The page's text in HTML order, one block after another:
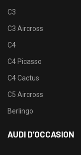
C3
C3 Aircross
C4
C4 Picasso
C4 Cactus
C5 Aircross
Berlingo
AUDI D’OCCASION